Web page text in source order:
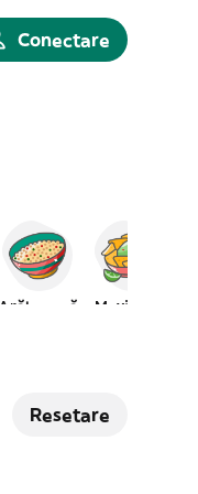
Conectare
Arăbească Mexicană
Resetare